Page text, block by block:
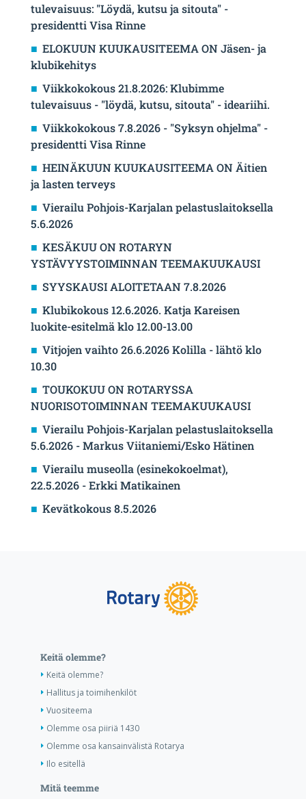
tulevaisuus: "Löydä, kutsu ja sitouta" -
presidentti Visa Rinne
ELOKUUN KUUKAUSITEEMA ON Jäsen- ja
klubikehitys
Viikkokokous 21.8.2026: Klubimme
tulevaisuus - "löydä, kutsu, sitouta" - ideariihi.
Viikkokokous 7.8.2026 - "Syksyn ohjelma" -
presidentti Visa Rinne
HEINÄKUUN KUUKAUSITEEMA ON Äitien
ja lasten terveys
Vierailu Pohjois-Karjalan pelastuslaitoksella
5.6.2026
KESÄKUU ON ROTARYN
YSTÄVYYSTOIMINNAN TEEMAKUUKAUSI
SYYSKAUSI ALOITETAAN 7.8.2026
Klubikokous 12.6.2026. Katja Kareisen
luokite-esitelmä klo 12.00-13.00
Vitjojen vaihto 26.6.2026 Kolilla - lähtö klo
10.30
TOUKOKUU ON ROTARYSSA
NUORISOTOIMINNAN TEEMAKUUKAUSI
Vierailu Pohjois-Karjalan pelastuslaitoksella
5.6.2026 - Markus Viitaniemi/Esko Hätinen
Vierailu museolla (esinekokoelmat),
22.5.2026 - Erkki Matikainen
Kevätkokous 8.5.2026
Keitä olemme?
Keitä olemme?
Hallitus ja toimihenkilöt
Vuositeema
Olemme osa piiriä 1430
Olemme osa kansainvälistä Rotarya
Ilo esitellä
Mitä teemme